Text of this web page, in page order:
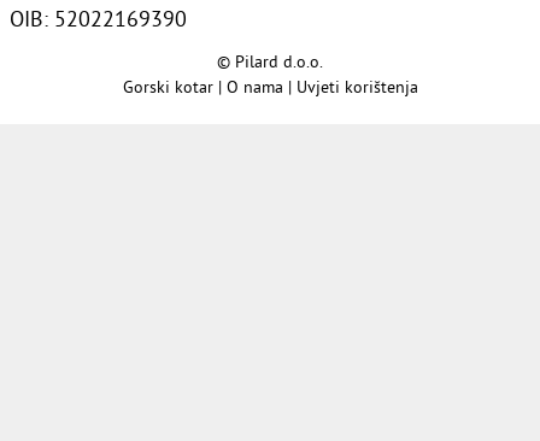
OIB: 52022169390
© Pilard d.o.o.
Gorski kotar | O nama | Uvjeti korištenja